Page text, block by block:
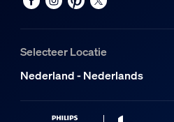
Selecteer Locatie
Nederland - Nederlands